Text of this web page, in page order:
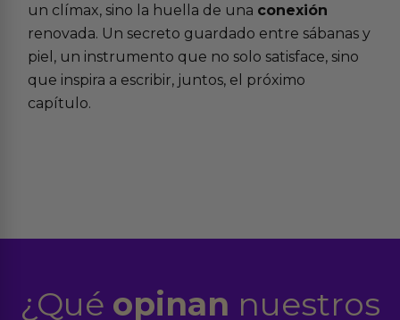
un clímax, sino la huella de una conexión
renovada. Un secreto guardado entre sábanas y
piel, un instrumento que no solo satisface, sino
que inspira a escribir, juntos, el próximo
capítulo.
¿Qué opinan nuestros